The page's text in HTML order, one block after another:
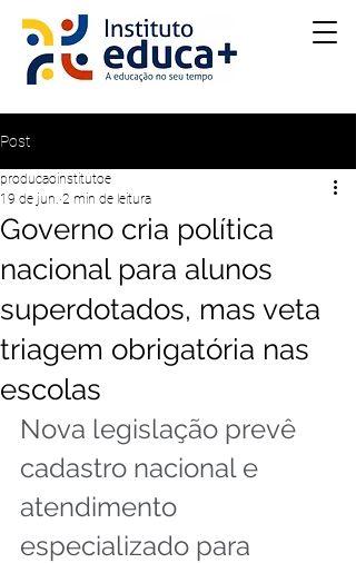
Post
Governo cria política
nacional para alunos
superdotados, mas veta
triagem obrigatória nas
escolas
producaoinstitutoe
19 de jun. 2 min de leitura
Nova legislação prevê
cadastro nacional e
atendimento
especializado para